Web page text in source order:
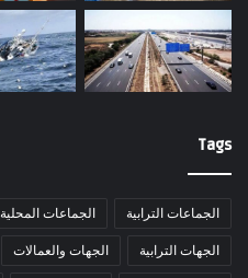
Tags
الجماعات الترابية الجماعات المحلية
الجهات الترابية الجهات والعمالات